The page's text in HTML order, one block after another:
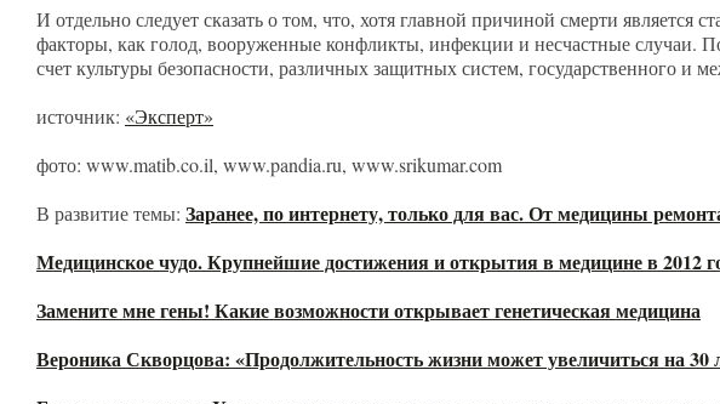
И отдельно следует сказать о том, что, хотя главной причиной смерти является
факторы, как голод, вооруженные конфликты, инфекции и несчастные случаи.
счет культуры безопасности, различных защитных систем, государственного и
источник: «Эксперт»
фото: www.matib.co.il, www.pandia.ru, www.srikumar.com
В развитие темы: Заранее, по интернету, только для вас. От медицины
Медицинское чудо. Крупнейшие достижения и открытия в медицине в 2012
Замените мне гены! Какие возможности открывает генетическая медицина
Вероника Скворцова: «Продолжительность жизни может увеличиться на 30